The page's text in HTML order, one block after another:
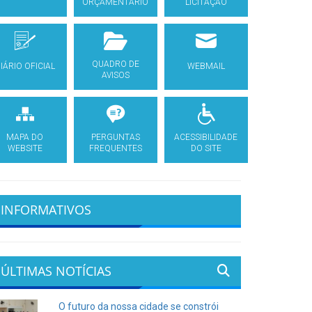
ORÇAMENTÁRIO LICITAÇÃO
OFICIAL
QUADRO DE
AVISOS
WEBMAIL
MAPA DO
WEBSITE
PERGUNTAS
FREQUENTES
ACESSIBILIDADE
DO SITE
INFORMATIVOS
ÚLTIMAS NOTÍCIAS
O futuro da nossa cidade se constrói